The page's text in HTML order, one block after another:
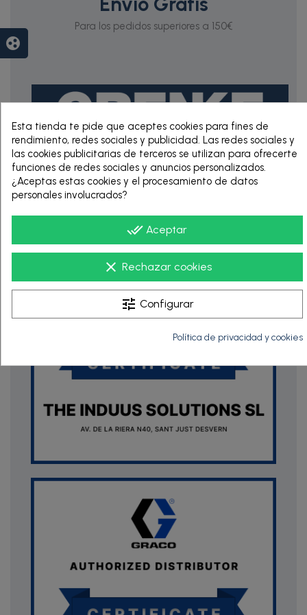
Para los pedidos superiores a 150€
RENTING DE 12
HASTA 60 MESES
Esta tienda te pide que aceptes cookies para fines de
rendimiento, redes sociales y publicidad. Las redes sociales y
las cookies publicitarias de terceros se utilizan para ofrecerte
funciones de redes sociales y anuncios personalizados.
¿Aceptas estas cookies y el procesamiento de datos
personales involucrados?
done_all Aceptar
clear Rechazar cookies
tune Configurar
Política de privacidad y cookies
group_work